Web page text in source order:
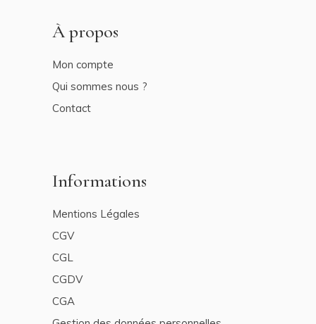
À propos
Mon compte
Qui sommes nous ?
Contact
Informations
Mentions Légales
CGV
CGL
CGDV
CGA